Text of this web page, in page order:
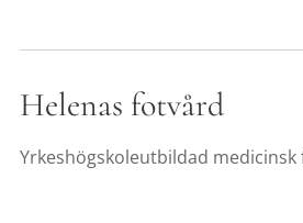
Helenas fotvård
Yrkeshögskoleutbildad